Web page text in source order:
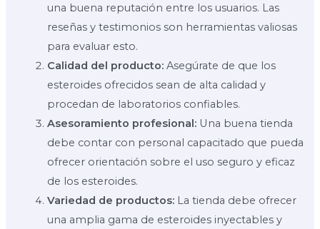
una buena reputación entre los usuarios. Las
reseñas y testimonios son herramientas valiosas
para evaluar esto.
Calidad del producto: Asegúrate de que los
esteroides ofrecidos sean de alta calidad y
procedan de laboratorios confiables.
Asesoramiento profesional: Una buena tienda
debe contar con personal capacitado que pueda
ofrecer orientación sobre el uso seguro y eficaz
de los esteroides.
Variedad de productos: La tienda debe ofrecer
una amplia gama de esteroides inyectables y